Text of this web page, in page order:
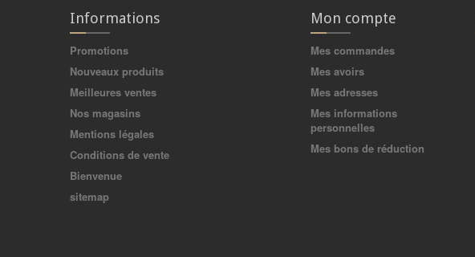
Informations
Promotions
Nouveaux produits
Meilleures ventes
Nos magasins
Mentions légales
Conditions de vente
Bienvenue
sitemap
Mon compte
Mes commandes
Mes avoirs
Mes adresses
Mes informations
personnelles
Mes bons de réduction